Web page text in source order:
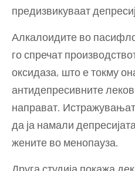
предизвикуваат
Алкалоидите во
го спречат
оксидаза, што е токму
антидепресивните
направат.
да ја намали
жените во менопауза.